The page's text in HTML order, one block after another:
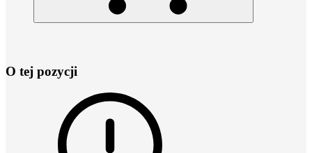
O tej pozycji